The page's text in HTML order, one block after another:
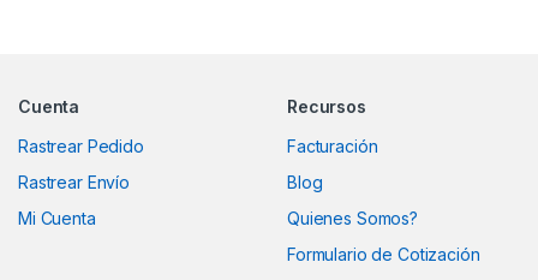
Cuenta
Rastrear Pedido
Rastrear Envío
Mi Cuenta
Recursos
Facturación
Blog
Quienes Somos?
Formulario de Cotización